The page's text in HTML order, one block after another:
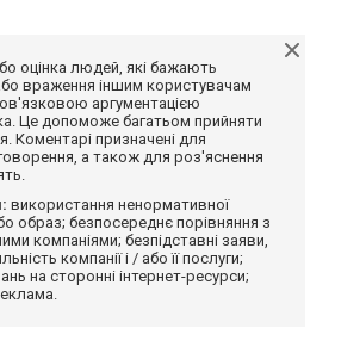
оцінка людей, які бажають
враження іншим користувачам
аргументацією
Це допоможе багатьом прийняти
Коментарі призначені для
а також для роз'яснення
використання ненормативної
образ; безпосереднє порівняння з
компаніями; безпідставні заяви,
компанії і / або її послуги;
на сторонні інтернет-ресурси;